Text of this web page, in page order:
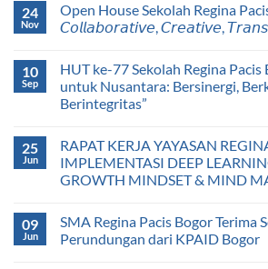
24
Nov
Open House Sekolah Regina
𝘊𝘰𝘭𝘭𝘢𝘣𝘰𝘳𝘢𝘵𝘪𝘷𝘦, 𝘊𝘳𝘦𝘢𝘵𝘪𝘷𝘦,
10
Sep
HUT ke-77 Sekolah Regina Pacis
untuk Nusantara: Bersinergi,
Berintegritas”
25
Jun
RAPAT KERJA YAYASAN
IMPLEMENTASI DEEP
GROWTH MINDSET & MIND
09
Jun
SMA Regina Pacis Bogor Terima
Perundungan dari KPAID Bogor